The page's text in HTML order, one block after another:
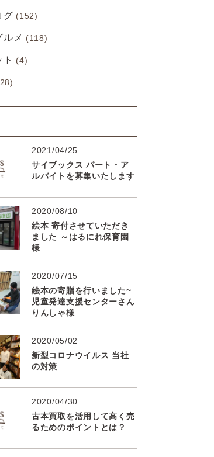
グ (152)
ルメ (118)
(4)
2021/04/25
サイブックス パート・ア
ルバイトを募集いたします
2020/08/10
絵本 寄付させていただき
ました ～はるにれ保育園
様
2020/07/15
絵本の寄贈を行いました~
児童発達支援センターさん
りんしゃ様
2020/05/02
新型コロナウイルス 当社
の対策
2020/04/30
古本買取を活用して高く売
るためのポイントとは？